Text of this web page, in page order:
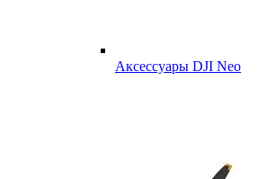
Аксессуары DJI Neo